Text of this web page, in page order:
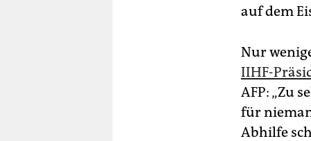
auf dem
Nur
IIHF-
AFP: „Zu
für
Abhilfe